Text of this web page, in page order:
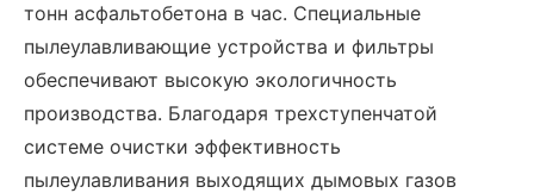
тонн асфальтобетона в час. Специальные
пылеулавливающие устройства и фильтры
обеспечивают высокую экологичность
производства. Благодаря трехступенчатой
системе очистки эффективность
пылеулавливания выходящих дымовых газов